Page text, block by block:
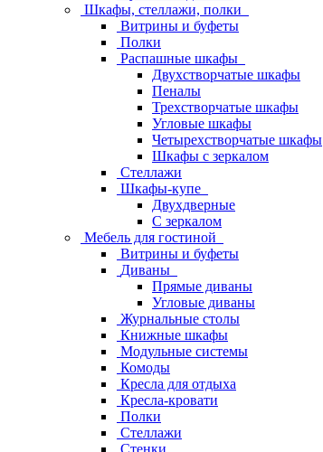
Шкафы, стеллажи, полки
Витрины и буфеты
Полки
Распашные шкафы
Двухстворчатые шкафы
Пеналы
Трехстворчатые шкафы
Угловые шкафы
Четырехстворчатые шкафы
Шкафы с зеркалом
Стеллажи
Шкафы-купе
Двухдверные
С зеркалом
Мебель для гостиной
Витрины и буфеты
Диваны
Прямые диваны
Угловые диваны
Журнальные столы
Книжные шкафы
Модульные системы
Комоды
Кресла для отдыха
Кресла-кровати
Полки
Стеллажи
Стенки